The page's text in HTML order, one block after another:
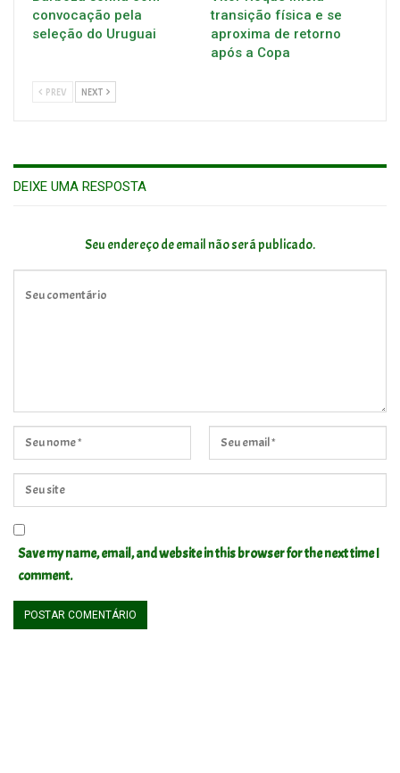
convocação pela
seleção do Uruguai
transição física e se
aproxima de retorno
após a Copa
PREV NEXT
DEIXE UMA RESPOSTA
Seu endereço de email não será publicado.
Save my name, email, and website in this browser for the next time I
comment.